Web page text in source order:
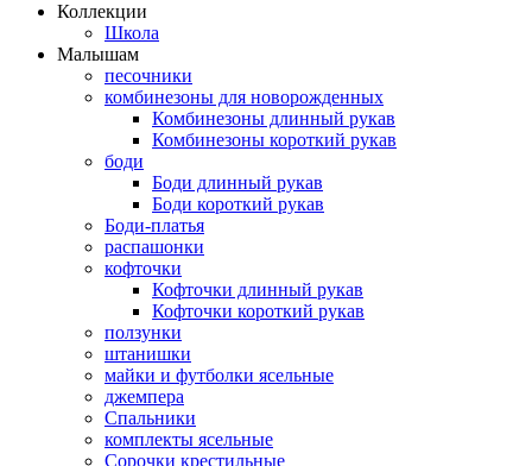
Коллекции
Школа
Малышам
песочники
комбинезоны для новорожденных
Комбинезоны длинный рукав
Комбинезоны короткий рукав
боди
Боди длинный рукав
Боди короткий рукав
Боди-платья
распашонки
кофточки
Кофточки длинный рукав
Кофточки короткий рукав
ползунки
штанишки
майки и футболки ясельные
джемпера
Спальники
комплекты ясельные
Сорочки крестильные